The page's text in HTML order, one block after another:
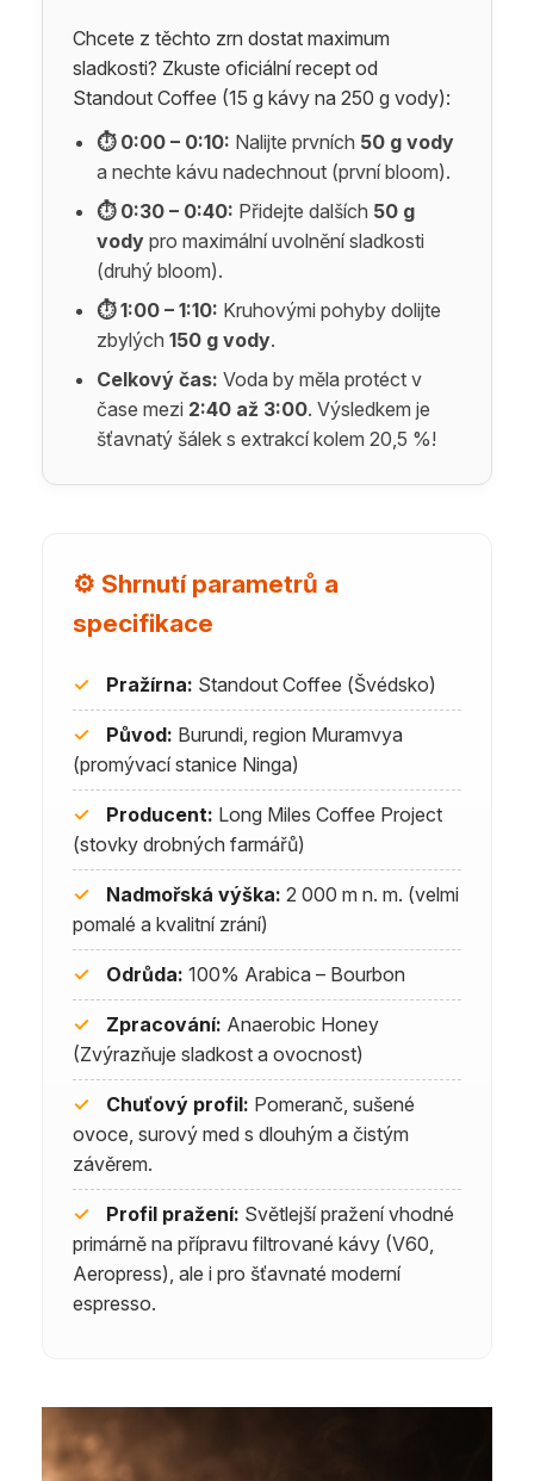
Chcete z těchto zrn dostat maximum
sladkosti? Zkuste oficiální recept od
Standout Coffee (15 g kávy na 250 g vody):
⏱ 0:00 – 0:10: Nalijte prvních 50 g vody
a nechte kávu nadechnout (první bloom).
⏱ 0:30 – 0:40: Přidejte dalších 50 g
vody pro maximální uvolnění sladkosti
(druhý bloom).
⏱ 1:00 – 1:10: Kruhovými pohyby dolijte
zbylých 150 g vody.
Celkový čas: Voda by měla protéct v
čase mezi 2:40 až 3:00. Výsledkem je
šťavnatý šálek s extrakcí kolem 20,5 %!
⚙️ Shrnutí parametrů a
specifikace
✓ Pražírna: Standout Coffee (Švédsko)
✓ Původ: Burundi, region Muramvya
(promývací stanice Ninga)
✓ Producent: Long Miles Coffee Project
(stovky drobných farmářů)
✓ Nadmořská výška: 2 000 m n. m. (velmi
pomalé a kvalitní zrání)
✓ Odrůda: 100% Arabica – Bourbon
✓ Zpracování: Anaerobic Honey
(Zvýrazňuje sladkost a ovocnost)
✓ Chuťový profil: Pomeranč, sušené
ovoce, surový med s dlouhým a čistým
závěrem.
✓ Profil pražení: Světlejší pražení vhodné
primárně na přípravu filtrované kávy (V60,
Aeropress), ale i pro šťavnaté moderní
espresso.